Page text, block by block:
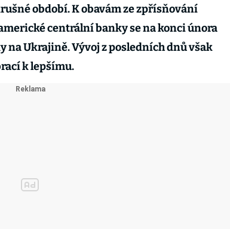
období. K obavám ze zpřísňování
centrální banky se na konci února
na Ukrajině. Vývoj z posledních dnů však
k lepšímu.